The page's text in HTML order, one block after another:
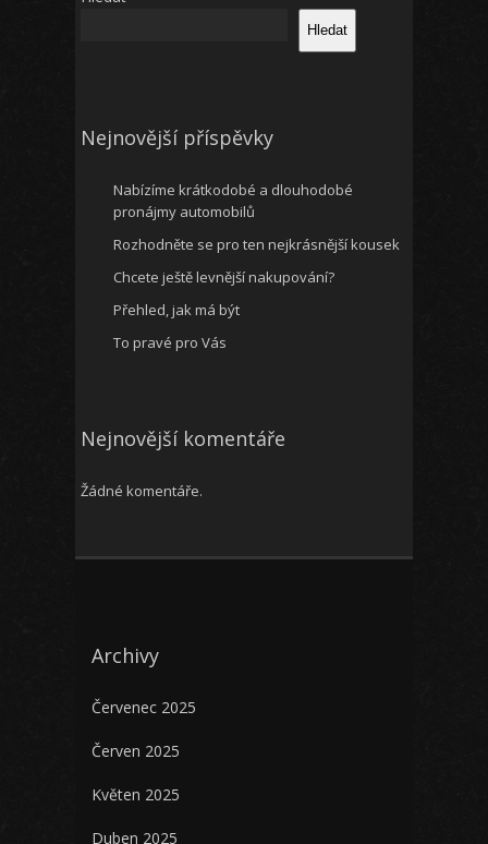
Hledat
Nejnovější příspěvky
Nabízíme krátkodobé a dlouhodobé
pronájmy automobilů
Rozhodněte se pro ten nejkrásnější kousek
Chcete ještě levnější nakupování?
Přehled, jak má být
To pravé pro Vás
Nejnovější komentáře
Žádné komentáře.
Archivy
Červenec 2025
Červen 2025
Květen 2025
Duben 2025